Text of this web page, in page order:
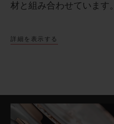
材と組み合わせています。
詳細を表示する